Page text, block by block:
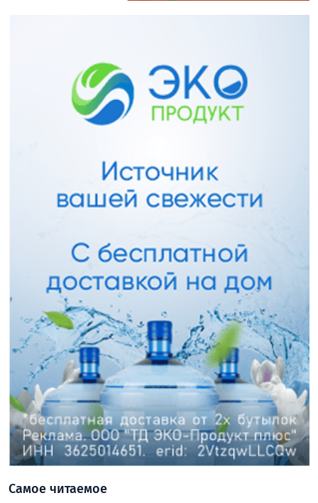
Самое читаемое